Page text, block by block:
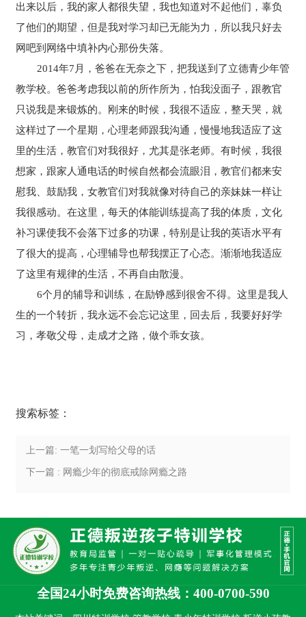
出来以后，我的家人都很失望，我也知道对不起他们，辜负
了他们的期望，但是我对学习却已无能为力，所以我只好去
网吧到网络中填补内心那份失落。
2014年7月，爸爸在无奈之下，把我送到了立德青少年管
教学校。爸爸考虑我以前的所作所为，怕我没面子，跟教官
只说我是来锻炼的。刚来的时候，我很不适应，整天哭，就
这样过了一个星期，心理老师跟我沟通，慢慢地我适应了这
里的生活，教官们对我很好，尤其是张老师。有时候，我很
想家，跟家人通电话的时候自然都会流眼泪，教官们都来安
慰我、鼓励我，女教官们对我就像对待自己的亲妹妹一样让
我很感动。在这里，每天的体能训练提高了我的体质，文化
补习课使我不会落下过多的功课，特别是让我的英语水平有
了很大的提高，心理辅导也帮我摆正了心态。渐渐地我适应
了这里有规律的生活，不再自由散漫。
6个月的辅导和训练，在励铮感到很舍不得。这里是我人
生的一个转折，我永远不会忘记这里，回去后，我要好好学
习，孝敬父母，走成才之路，做个乖女孩。
搜索标签：
上一篇: 一笔一划写给父母的话
下一篇 : 网瘾少年的彻底戒除网瘾之路
全国24小时免费咨询热线：400-0700-590